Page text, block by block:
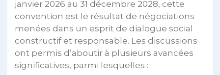
janvier 2026 au 31 décembre 2028, cette
convention est le résultat de négociations
menées dans un esprit de dialogue social
constructif et responsable. Les discussions
ont permis d’aboutir à plusieurs avancées
significatives, parmi lesquelles :